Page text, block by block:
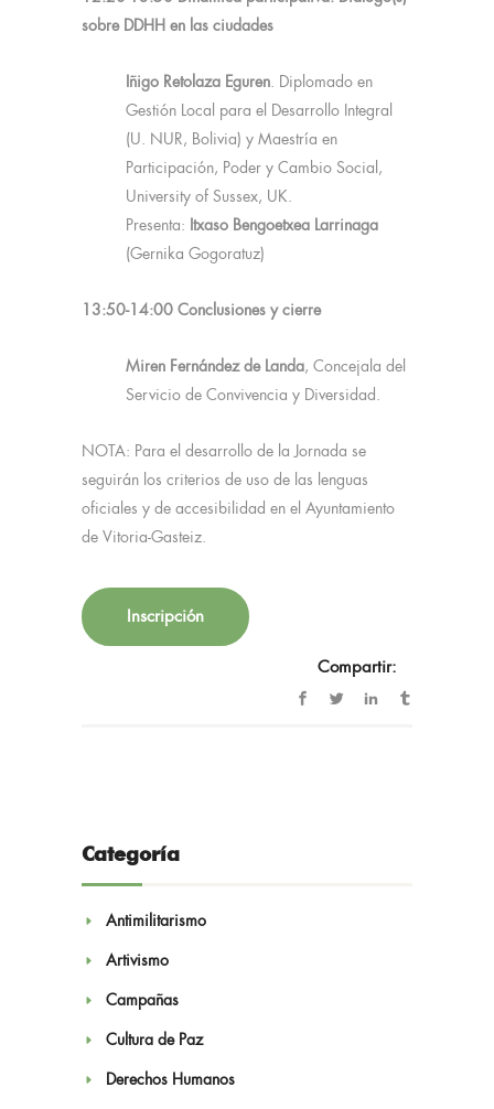
sobre DDHH en las ciudades
Iñigo Retolaza Eguren. Diplomado en
Gestión Local para el Desarrollo Integral
(U. NUR, Bolivia) y Maestría en
Participación, Poder y Cambio Social,
University of Sussex, UK.
Presenta: Itxaso Bengoetxea Larrinaga
(Gernika Gogoratuz)
13:50-14:00 Conclusiones y cierre
Miren Fernández de Landa, Concejala del
Servicio de Convivencia y Diversidad.
NOTA: Para el desarrollo de la Jornada se
seguirán los criterios de uso de las lenguas
oficiales y de accesibilidad en el Ayuntamiento
de Vitoria-Gasteiz.
Inscripción
Compartir:
Categoría
Antimilitarismo
Artivismo
Campañas
Cultura de Paz
Derechos Humanos